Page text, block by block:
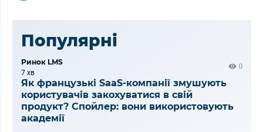
Популярні
Ринок LMS
7 хв
0
Як французькі SaaS-компанії змушують
користувачів закохуватися в свій
продукт? Спойлер: вони використовують
академії